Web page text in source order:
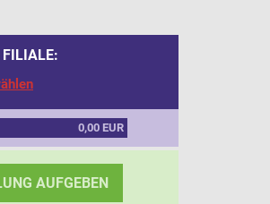
FILIALE:
0,00 EUR
AUFGEBEN